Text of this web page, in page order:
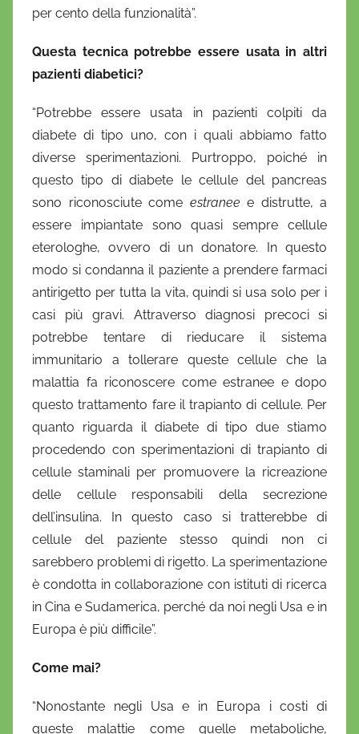
per cento della funzionalità”.
Questa tecnica potrebbe essere usata in altri
pazienti diabetici?
“Potrebbe essere usata in pazienti colpiti da
diabete di tipo uno, con i quali abbiamo fatto
diverse sperimentazioni. Purtroppo, poiché in
questo tipo di diabete le cellule del pancreas
sono riconosciute come estranee e distrutte, a
essere impiantate sono quasi sempre cellule
eterologhe, ovvero di un donatore. In questo
modo si condanna il paziente a prendere farmaci
antirigetto per tutta la vita, quindi si usa solo per i
casi più gravi. Attraverso diagnosi precoci si
potrebbe tentare di rieducare il sistema
immunitario a tollerare queste cellule che la
malattia fa riconoscere come estranee e dopo
questo trattamento fare il trapianto di cellule. Per
quanto riguarda il diabete di tipo due stiamo
procedendo con sperimentazioni di trapianto di
cellule staminali per promuovere la ricreazione
delle cellule responsabili della secrezione
dell’insulina. In questo caso si tratterebbe di
cellule del paziente stesso quindi non ci
sarebbero problemi di rigetto. La sperimentazione
è condotta in collaborazione con istituti di ricerca
in Cina e Sudamerica, perché da noi negli Usa e in
Europa è più difficile”.
Come mai?
“Nonostante negli Usa e in Europa i costi di
queste malattie come quelle metaboliche,